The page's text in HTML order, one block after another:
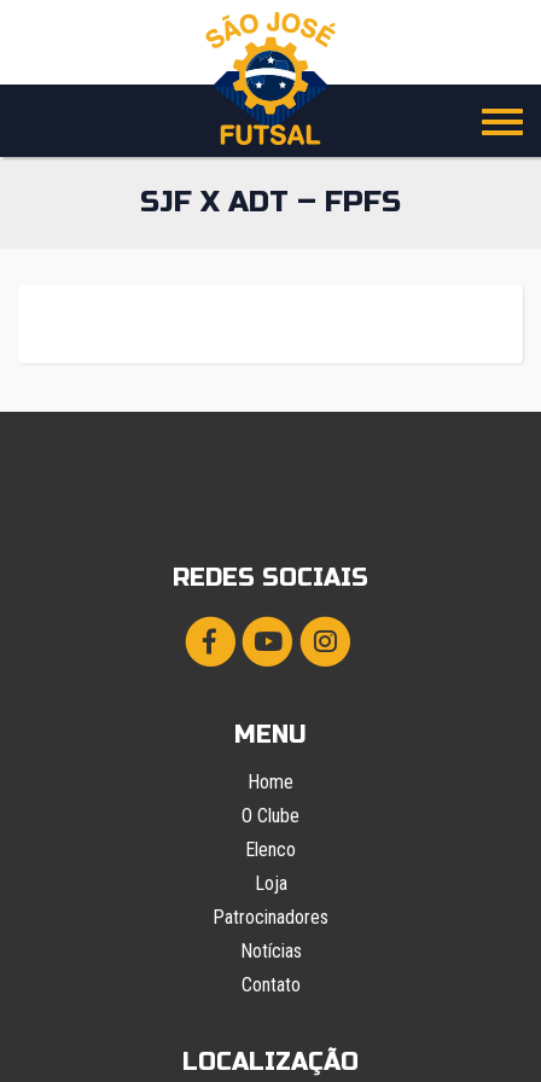
o
SJF X ADT – FPFS
REDES SOCIAIS
MENU
Home
O Clube
Elenco
Loja
Patrocinadores
Notícias
Contato
LOCALIZAÇÃO